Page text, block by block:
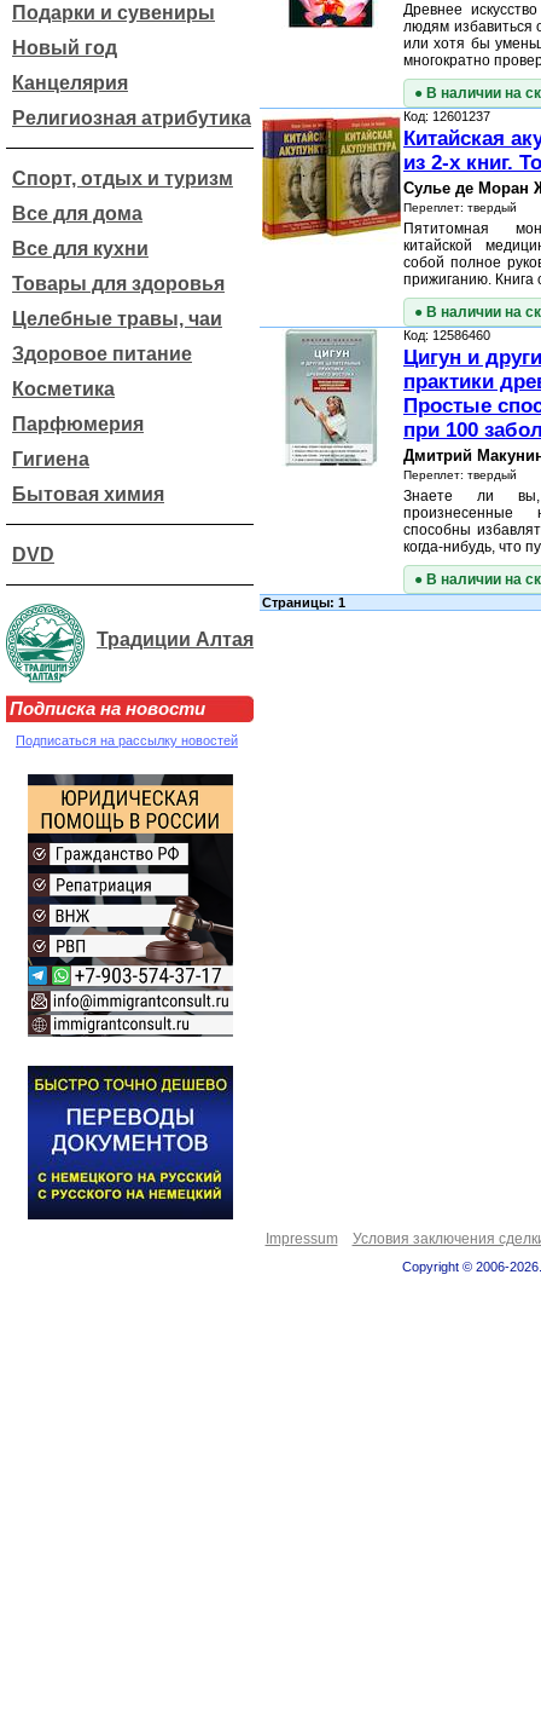
Подарки и сувениры
Новый год
Канцелярия
Религиозная атрибутика
Спорт, отдых и туризм
Все для дома
Все для кухни
Товары для здоровья
Целебные травы, чаи
Здоровое питание
Косметика
Парфюмерия
Гигиена
Бытовая химия
DVD
Традиции Алтая
Подписка на новости
Подписаться на рассылку новостей
Древнее
людям избавиться
или хотя бы
многократно
● В наличии на
Код: 12601237
Китайская
из 2-х книг.
Сулье де Моран
Переплет: твердый
Пятитомная
китайской
собой полное
прижиганию.
● В наличии на
Код: 12586460
Цигун и
практики
Простые
при 100
Дмитрий
Переплет: твердый
Знаете ли вы,
способны
когда-нибудь, что
● В наличии на
Страницы: 1
Impressum Условия заключения
Copyright © 2006-